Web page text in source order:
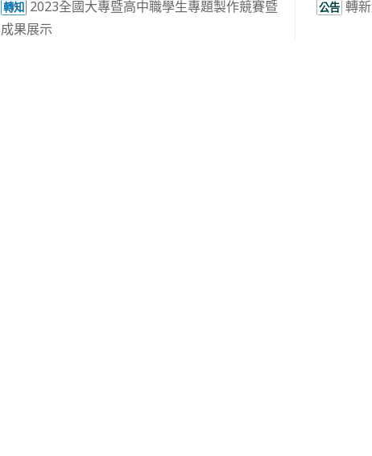
more
articles
轉知 2023全國大專暨高中職學生專題製作競賽暨
成果展示
公告 轉